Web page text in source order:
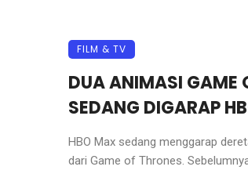
FILM & TV
DUA ANIMASI GAME
SEDANG DIGARAP
HBO Max sedang menggarap
dari Game of Thrones.